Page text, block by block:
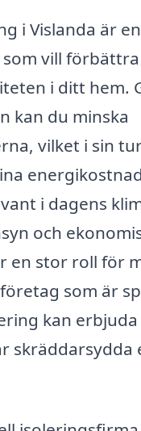
i Vislanda är
vill förbättra
i ditt hem.
kan du minska
vilket i sin
i dagens
och
en stor roll för
som är
kan
skräddarsydda